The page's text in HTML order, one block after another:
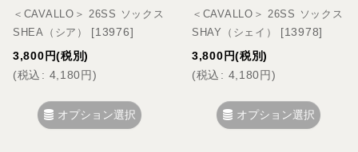
＜CAVALLO＞ 26SS ソックス
SHEA（シア）
[13976]
3,800 円(税別)
(税込 : 4,180円)
オプション選択
＜CAVALLO＞ 26SS ソックス
SHAY（シェイ）
[13978]
3,800 円(税別)
(税込 : 4,180円)
オプション選択